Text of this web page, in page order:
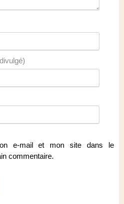
e-mail et mon site dans le
commentaire.